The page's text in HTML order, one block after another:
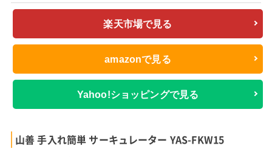
楽天市場で見る
amazonで見る
Yahoo!ショッピングで見る
山善 手入れ簡単 サーキュレーター YAS-FKW15